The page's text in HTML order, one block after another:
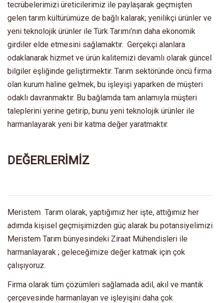
tecrübelerimizi üreticilerimiz ile paylaşarak geçmişten
gelen tarım kültürümüze de bağlı kalarak; yenilikçi ürünler ve
yeni teknolojik ürünler ile Türk Tarımı’nın daha ekonomik
girdiler elde etmesini sağlamaktır. Gerçekçi alanlara
odaklanarak hizmet ve ürün kalitemizi devamlı olarak güncel
bilgiler eşliğinde geliştirmektir. Tarım sektöründe öncü firma
olan kurum haline gelmek, bu işleyişi yaparken de müşteri
odaklı davranmaktır. Bu bağlamda tam anlamıyla müşteri
taleplerini yerine getirip, bunu yeni teknolojik ürünler ile
harmanlayarak yeni bir katma değer yaratmaktır.
DEĞERLERİMİZ
Meristem Tarım olarak, yaptığımız her işte, attığımız her
adımda kişisel geçmişimizden güç alarak bu potansiyelimizi
Meristem Tarım bünyesindeki Ziraat Mühendisleri ile
harmanlayarak ; geleceğimize değer katmak için çok
çalışıyoruz.
Firma olarak tüm çözümleri sağlamada adil, akıl ve mantık
çerçevesinde harmanlayan ve işleyişini daha çok